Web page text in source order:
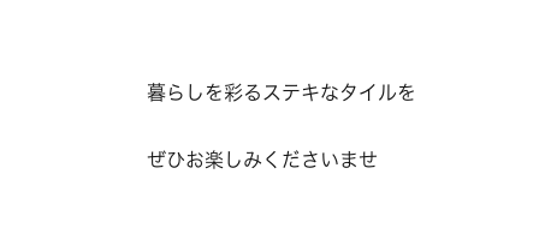
暮らしを彩るステキなタイルを
ぜひお楽しみくださいませ